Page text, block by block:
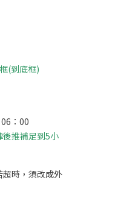
(到底框)
：00
推補足到5小
時，須改成外